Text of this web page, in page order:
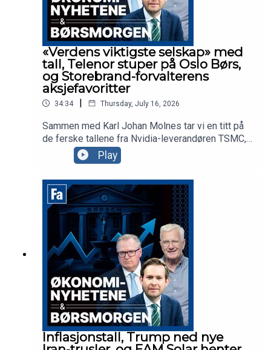
«Verdens viktigste selskap» med
tall, Telenor stuper på Oslo Børs,
og Storebrand-forvalterens
aksjefavoritter
34:34 | Thursday, July 16, 2026
Sammen med Karl Johan Molnes tar vi en titt på
de ferske tallene fra Nvidia-leverandøren TSMC,
Trumps siste olje-utspill, og Telenor hvor
investorene reagerer med å sende aksjen rett ned
forvalter Sunniva Bratt Slette, som forteller om
strategien og aksjefavorittene til fondet
Fremtidens Byer.
Play
Inflasjonstall, Trump ned nye